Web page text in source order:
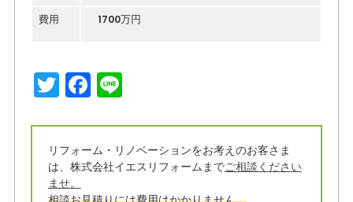
費用 1700万円
T
w
it
t
e
F
a
c
e
b
Li
e
リフォーム・リノベーションをお考えのお客さま
は、株式会社イエスリフォームまでご相談ください
ませ。